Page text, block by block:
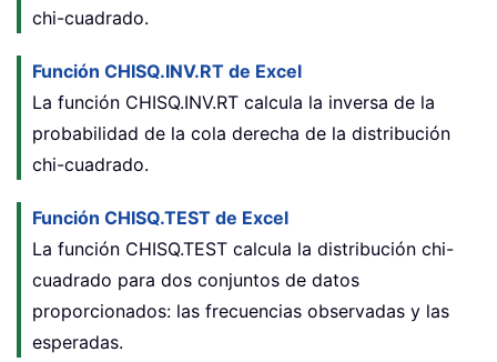
chi-cuadrado.
Función CHISQ.INV.RT de Excel
La función CHISQ.INV.RT calcula la inversa de la
probabilidad de la cola derecha de la distribución
chi-cuadrado.
Función CHISQ.TEST de Excel
La función CHISQ.TEST calcula la distribución chi-
cuadrado para dos conjuntos de datos
proporcionados: las frecuencias observadas y las
esperadas.